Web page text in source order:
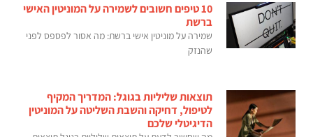
10 טיפים חשובים לשמירה על המוניטין האישי
ברשת
שמירה על מוניטין אישי ברשת: מה אסור לפספס לפני
שהנזק
תוצאות שליליות בגוגל: המדריך המקיף
לטיפול, דחיקה והשבת השליטה על המוניטין
הדיגיטלי שלכם